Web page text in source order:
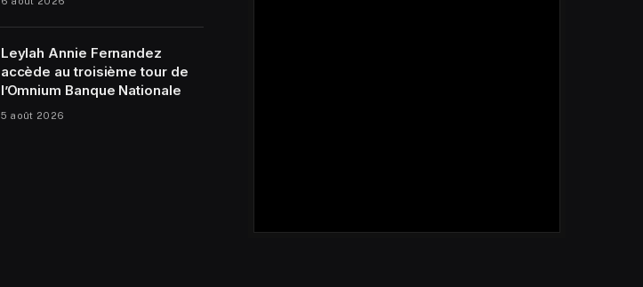
Leylah Annie Fernandez
accède au troisième tour de
l’Omnium Banque Nationale
5 août 2026